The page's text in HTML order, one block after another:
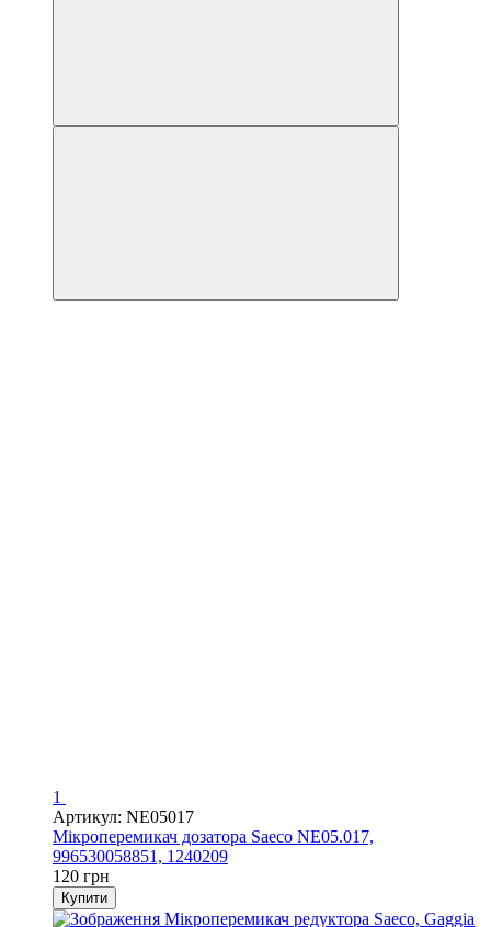
1
Артикул: NE05017
Мікроперемикач дозатора Saeco NE05.017,
996530058851, 1240209
120 грн
Купити